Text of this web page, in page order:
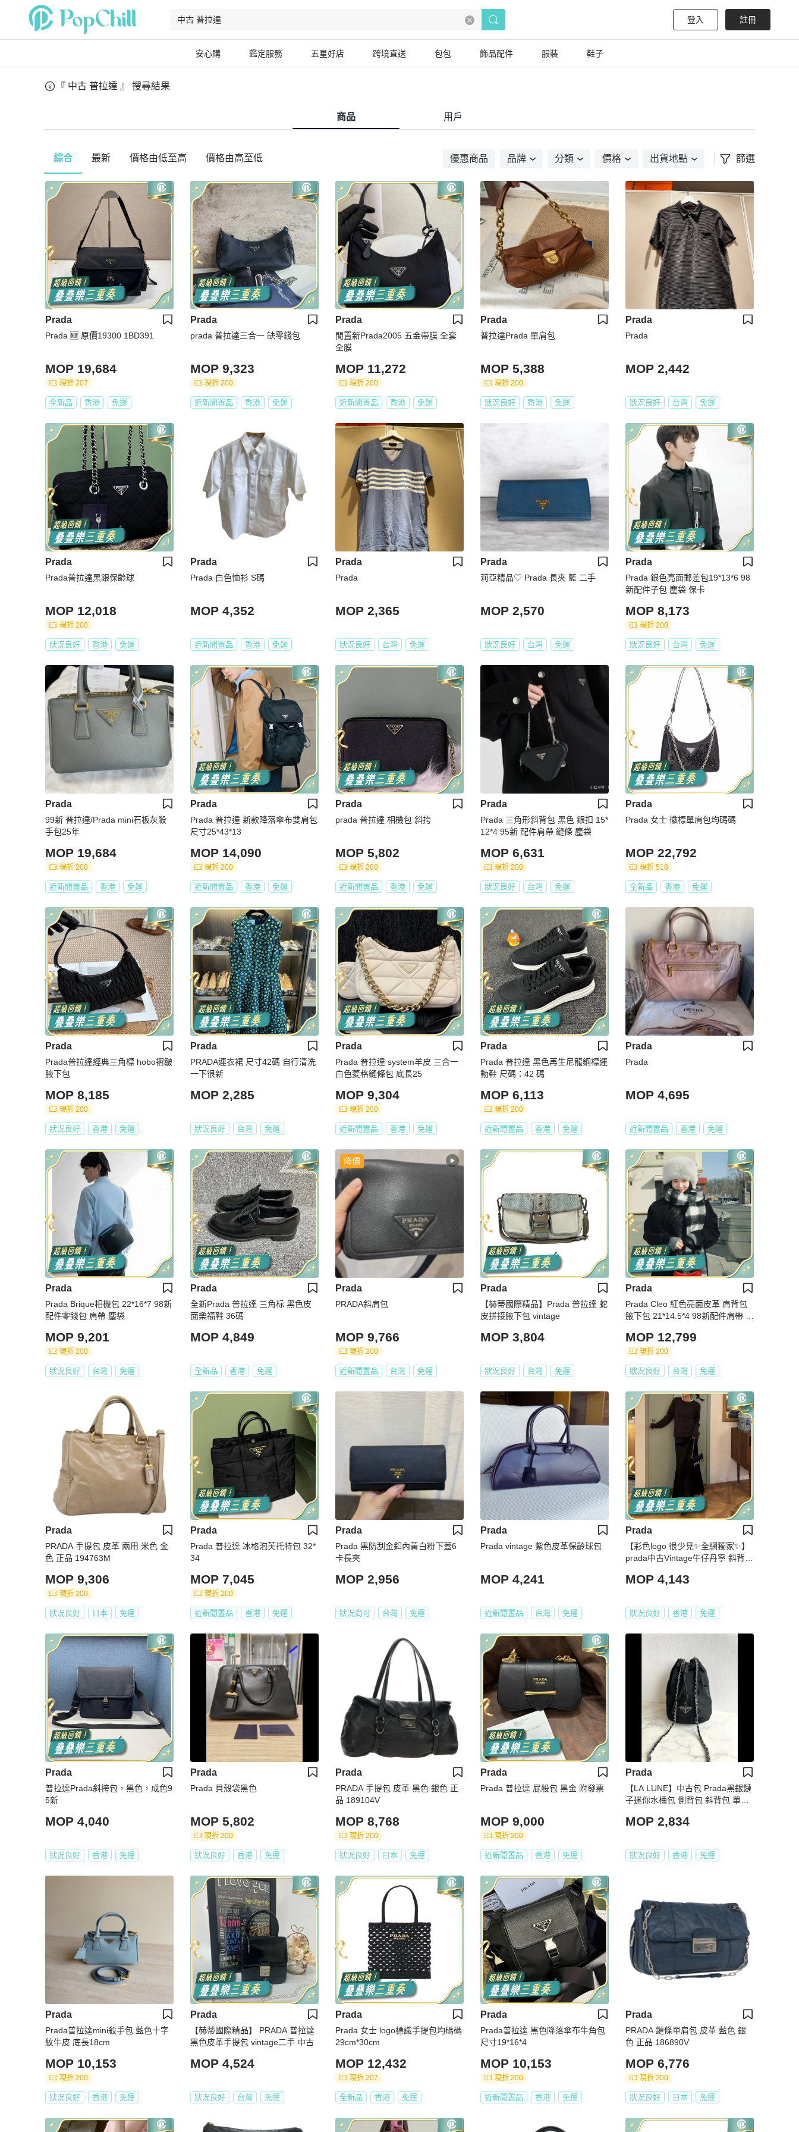
登入 註冊
安心購 鑑定服務 五星好店 跨境直送 包包 飾品配件 服裝 鞋子
『 中古 普拉達 』 搜尋結果
商品 用戶
綜合 最新 價格由低至高 價格由高至低 優惠商品 品牌 分類 價格 出貨地點 篩選
Prada
Prada 🆕 原價19300 1BD391
MOP 19,684
現折 207
全新品 香港 免運
Prada
prada 普拉達三合一 缺零錢包
MOP 9,323
現折 200
近新閒置品 香港 免運
Prada
閒置新Prada2005 五金帶膜 全套
全膜
MOP 11,272
現折 200
近新閒置品 香港 免運
Prada
普拉達Prada 單肩包
MOP 5,388
現折 200
狀況良好 香港 免運
Prada
Prada
MOP 2,442
狀況良好 台灣 免運
Prada
Prada普拉達黑銀保齡球
MOP 12,018
現折 200
狀況良好 香港 免運
Prada
Prada 白色恤衫 S碼
MOP 4,352
近新閒置品 香港 免運
Prada
Prada
MOP 2,365
狀況良好 台灣 免運
Prada
莉亞精品♡ Prada 長夾 藍 二手
MOP 2,570
狀況良好 台灣 免運
Prada
Prada 銀色亮面郵差包19*13*6 98
新配件子包 塵袋 保卡
MOP 8,173
現折 200
狀況良好 台灣 免運
Prada
99新 普拉達/Prada mini石板灰殺
手包25年
MOP 19,684
現折 200
近新閒置品 香港 免運
Prada
Prada 普拉達 新款降落傘布雙肩包
尺寸25*43*13
MOP 14,090
現折 200
近新閒置品 香港 免運
Prada
prada 普拉達 相機包 斜挎
MOP 5,802
現折 200
近新閒置品 香港 免運
Prada
Prada 三角形斜背包 黑色 銀扣 15*
12*4 95新 配件肩帶 鏈條 塵袋
MOP 6,631
現折 200
狀況良好 台灣 免運
Prada
Prada 女士 徽標單肩包均碼碼
MOP 22,792
現折 518
全新品 香港 免運
Prada
Prada普拉達經典三角標 hobo褶皺
腋下包
MOP 8,185
現折 200
狀況良好 香港 免運
Prada
PRADA連衣裙 尺寸42碼 自行清洗
一下很新
MOP 2,285
狀況良好 台灣 免運
Prada
Prada 普拉達 system羊皮 三合一
白色菱格鏈條包 底長25
MOP 9,304
現折 200
近新閒置品 香港 免運
Prada
Prada 普拉達 黑色再生尼龍鋼標運
動鞋 尺碼：42 碼
MOP 6,113
現折 200
近新閒置品 香港 免運
Prada
Prada
MOP 4,695
近新閒置品 香港 免運
Prada
Prada Brique相機包 22*16*7 98新
配件零錢包 肩帶 塵袋
MOP 9,201
現折 200
狀況良好 台灣 免運
Prada
全新Prada 普拉達 三角标 黑色皮
面樂福鞋 36碼
MOP 4,849
全新品 香港 免運
降價
Prada
PRADA斜肩包
MOP 9,766
現折 200
近新閒置品 台灣 免運
Prada
【赫蒂國際精品】Prada 普拉達 蛇
皮拼接腋下包 vintage
MOP 3,804
狀況良好 台灣 免運
Prada
Prada Cleo 紅色亮面皮革 肩背包
腋下包 21*14.5*4 98新配件肩帶 塵
MOP 12,799
現折 200
狀況良好 台灣 免運
Prada
PRADA 手提包 皮革 兩用 米色 金
色 正品 194763M
MOP 9,306
現折 200
狀況良好 日本 免運
Prada
Prada 普拉達 冰格泡芙托特包 32*
34
MOP 7,045
現折 200
近新閒置品 香港 免運
Prada
Prada 黑防刮金釦內黃白粉下蓋6
卡長夾
MOP 2,956
狀況尚可 台灣 免運
Prada
Prada vintage 紫色皮革保齡球包
MOP 4,241
近新閒置品 台灣 免運
Prada
【彩色logo 很少見✨全網獨家✨】
prada中古Vintage牛仔丹寧 斜背包
MOP 4,143
狀況良好 香港 免運
Prada
普拉達Prada斜挎包，黑色，成色9
5新
MOP 4,040
狀況良好 香港 免運
Prada
Prada 貝殼袋黑色
MOP 5,802
現折 200
狀況良好 香港 免運
Prada
PRADA 手提包 皮革 黑色 銀色 正
品 189104V
MOP 8,768
現折 200
狀況良好 日本 免運
Prada
Prada 普拉達 屁股包 黑金 附發票
MOP 9,000
現折 200
近新閒置品 香港 免運
Prada
【LA LUNE】中古包 Prada黑銀鏈
子迷你水桶包 側背包 斜背包 單肩
MOP 2,834
狀況良好 香港 免運
Prada
Prada普拉達mini殺手包 藍色十字
紋牛皮 底長18cm
MOP 10,153
現折 200
狀況良好 香港 免運
Prada
【赫蒂國際精品】 PRADA 普拉達
黑色皮革手提包 vintage二手 中古
MOP 4,524
狀況良好 台灣 免運
Prada
Prada 女士 logo標識手提包均碼碼
29cm*30cm
MOP 12,432
現折 207
全新品 香港 免運
Prada
Prada普拉達 黑色降落傘布牛角包
尺寸19*16*4
MOP 10,153
現折 200
近新閒置品 香港 免運
Prada
PRADA 鏈條單肩包 皮革 藍色 銀
色 正品 186890V
MOP 6,776
現折 200
狀況良好 日本 免運